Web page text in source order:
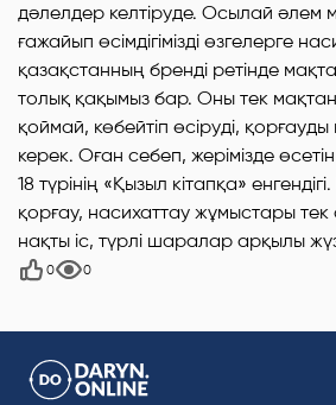
дәлелдер келтіруде. Осылай әлем
ғажайып өсімдігімізді өзгелерге
қазақстанның бренді ретінде
толық қақымыз бар. Оны тек
қоймай, көбейтіп өсіруді,
керек. Оған себеп, жерімізде
18 түрінің «Қызыл кітапқа»
қорғау, насихаттау жұмыстары тек
нақты іс, түрлі шаралар арқылы
0 0